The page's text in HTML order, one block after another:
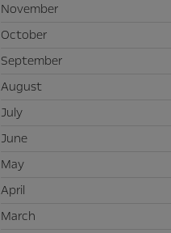
November
October
September
August
July
June
May
April
March